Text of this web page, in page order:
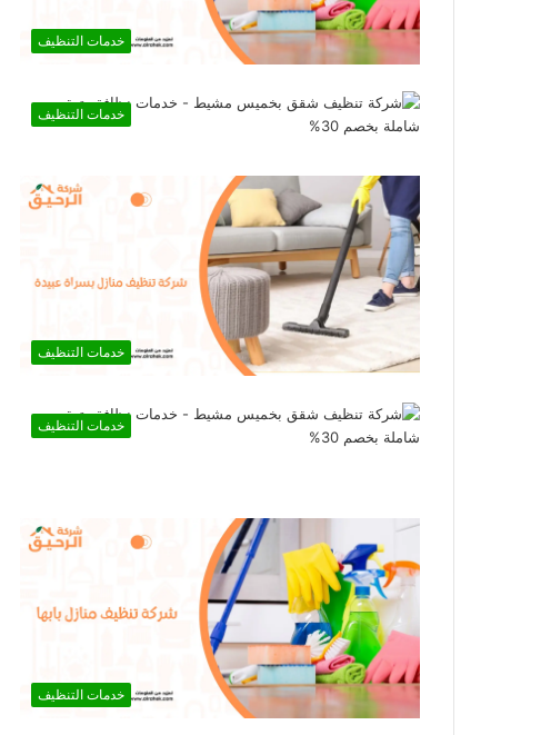
خدمات التنظيف
خدمات التنظيف
خدمات التنظيف
خدمات التنظيف
خدمات التنظيف